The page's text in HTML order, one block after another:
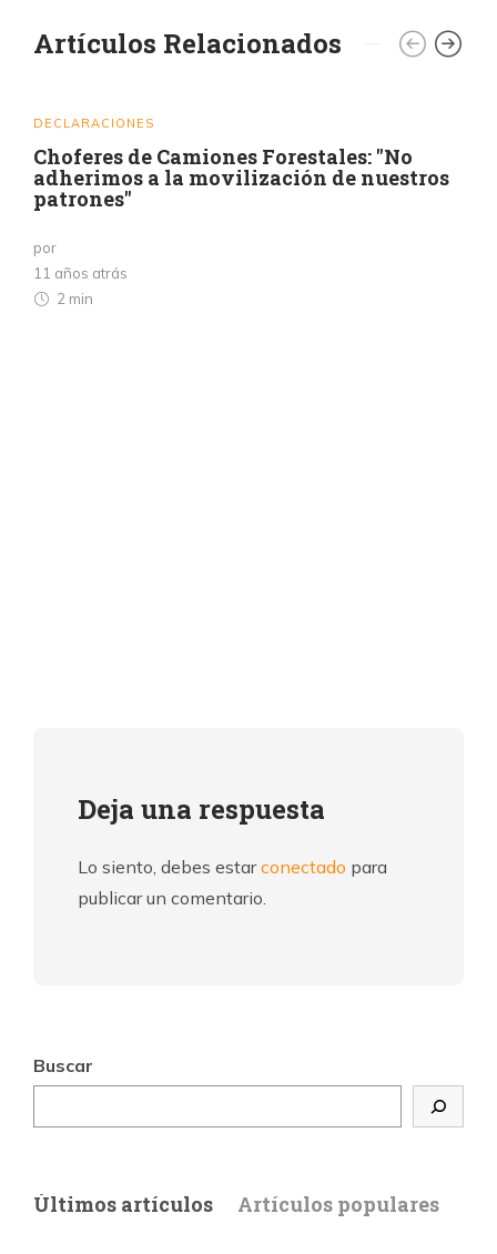
Artículos Relacionados
DECLARACIONES
Choferes de Camiones Forestales: "No
adherimos a la movilización de nuestros
patrones"
por
11 años atrás
2 min
Deja una respuesta
Lo siento, debes estarconectado para
publicar un comentario.
Buscar
Últimos artículos Artículos populares